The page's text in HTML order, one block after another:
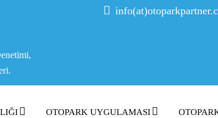
OTOPARK UYGULAMASI